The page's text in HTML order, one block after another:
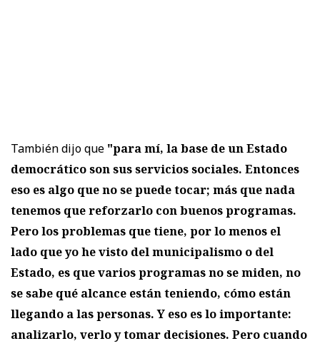
También dijo que "para mí, la base de un Estado
democrático son sus servicios sociales. Entonces
eso es algo que no se puede tocar; más que nada
tenemos que reforzarlo con buenos programas.
Pero los problemas que tiene, por lo menos el
lado que yo he visto del municipalismo o del
Estado, es que varios programas no se miden, no
se sabe qué alcance están teniendo, cómo están
llegando a las personas. Y eso es lo importante:
analizarlo, verlo y tomar decisiones. Pero cuando